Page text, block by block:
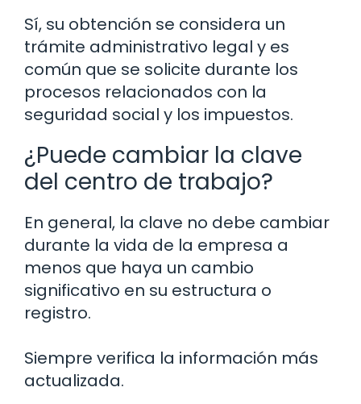
Sí, su obtención se considera un
trámite administrativo legal y es
común que se solicite durante los
procesos relacionados con la
seguridad social y los impuestos.
¿Puede cambiar la clave
del centro de trabajo?
En general, la clave no debe cambiar
durante la vida de la empresa a
menos que haya un cambio
significativo en su estructura o
registro.
Siempre verifica la información más
actualizada.